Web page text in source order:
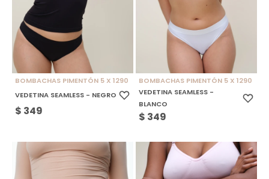
BOMBACHAS PIMENTÓN 5 X 1290
VEDETINA SEAMLESS - NEGRO
$ 349
BOMBACHAS PIMENTÓN 5 X 1290
VEDETINA SEAMLESS -
BLANCO
$ 349